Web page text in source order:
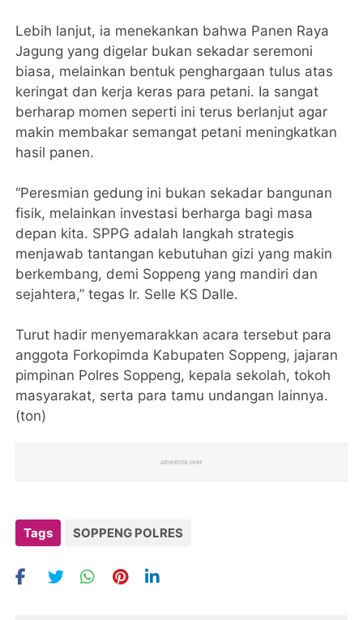
Lebih lanjut, ia menekankan bahwa Panen Raya
Jagung yang digelar bukan sekadar seremoni
biasa, melainkan bentuk penghargaan tulus atas
keringat dan kerja keras para petani. Ia sangat
berharap momen seperti ini terus berlanjut agar
makin membakar semangat petani meningkatkan
hasil panen.
“Peresmian gedung ini bukan sekadar bangunan
fisik, melainkan investasi berharga bagi masa
depan kita. SPPG adalah langkah strategis
menjawab tantangan kebutuhan gizi yang makin
berkembang, demi Soppeng yang mandiri dan
sejahtera,” tegas Ir. Selle KS Dalle.
Turut hadir menyemarakkan acara tersebut para
anggota Forkopimda Kabupaten Soppeng, jajaran
pimpinan Polres Soppeng, kepala sekolah, tokoh
masyarakat, serta para tamu undangan lainnya.
(ton)
Tags SOPPENG POLRES